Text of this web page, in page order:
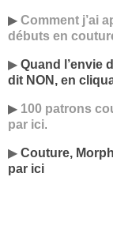
▶ Comment j’ai
débuts en
▶ Quand l’envie
dit NON, en
▶ 100 patrons
par ici.
▶ Couture,
par ici